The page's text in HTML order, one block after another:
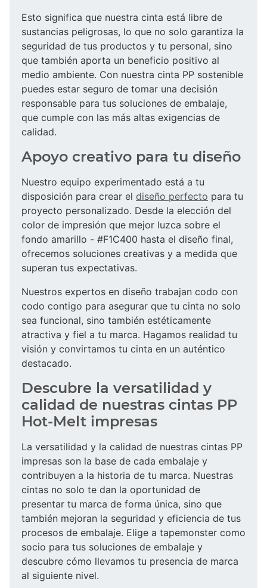
Esto significa que nuestra cinta está libre de
sustancias peligrosas, lo que no solo garantiza la
seguridad de tus productos y tu personal, sino
que también aporta un beneficio positivo al
medio ambiente. Con nuestra cinta PP sostenible
puedes estar seguro de tomar una decisión
responsable para tus soluciones de embalaje,
que cumple con las más altas exigencias de
calidad.
Apoyo creativo para tu diseño
Nuestro equipo experimentado está a tu
disposición para crear el diseño perfecto para tu
proyecto personalizado. Desde la elección del
color de impresión que mejor luzca sobre el
fondo amarillo - #F1C400 hasta el diseño final,
ofrecemos soluciones creativas y a medida que
superan tus expectativas.
Nuestros expertos en diseño trabajan codo con
codo contigo para asegurar que tu cinta no solo
sea funcional, sino también estéticamente
atractiva y fiel a tu marca. Hagamos realidad tu
visión y convirtamos tu cinta en un auténtico
destacado.
Descubre la versatilidad y
calidad de nuestras cintas PP
Hot-Melt impresas
La versatilidad y la calidad de nuestras cintas PP
impresas son la base de cada embalaje y
contribuyen a la historia de tu marca. Nuestras
cintas no solo te dan la oportunidad de
presentar tu marca de forma única, sino que
también mejoran la seguridad y eficiencia de tus
procesos de embalaje. Elige a tapemonster como
socio para tus soluciones de embalaje y
descubre cómo llevamos tu presencia de marca
al siguiente nivel.